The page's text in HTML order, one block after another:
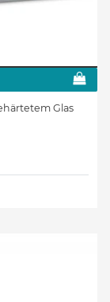
Glas